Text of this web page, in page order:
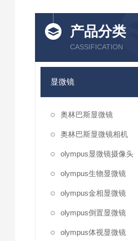
产品分类
CASSIFICATION
显微镜
奥林巴斯显微镜
奥林巴斯显微镜相机
olympus显微镜摄像头
olympus生物显微镜
olympus金相显微镜
olympus倒置显微镜
olympus体视显微镜